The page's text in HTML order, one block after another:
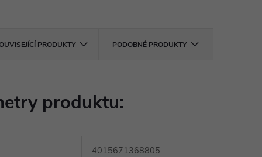
PRODUKTY PODOBNÉ PRODUKTY
produktu:
4015671368805